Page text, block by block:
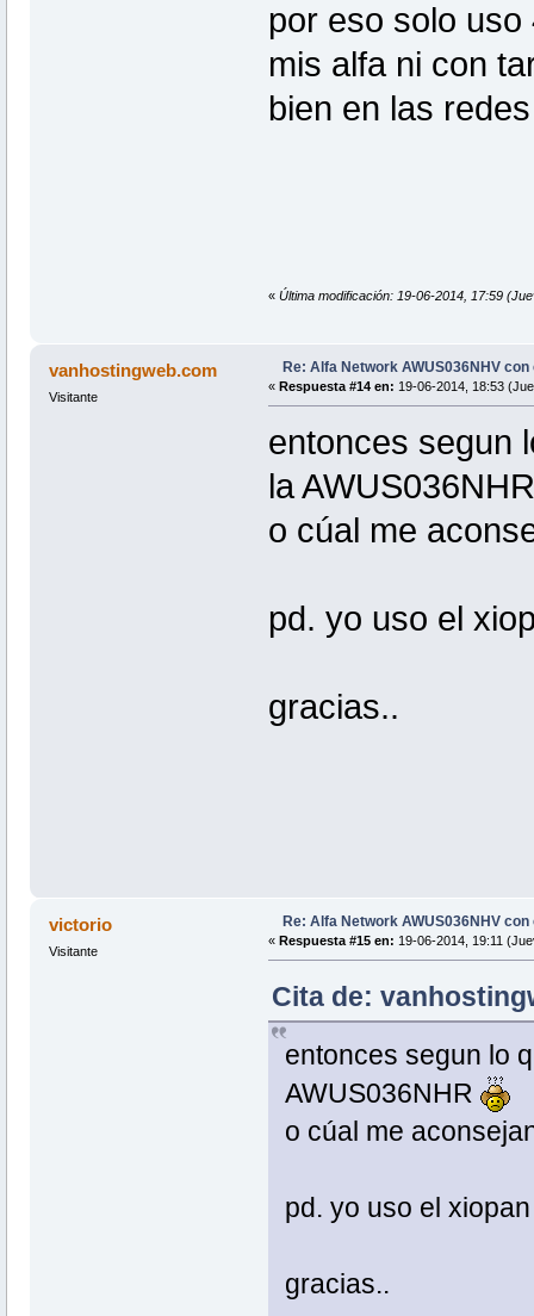
por eso solo
mis alfa ni con
bien en las
« Última modificación: 19-06-2014, 17:59
vanhostingweb.com
Visitante
Re: Alfa Network AWUS036NHV
« Respuesta #14 en: 19-06-2014, 18:53
entonces segun
la
o cúal me
pd. yo uso el
gracias..
victorio
Visitante
Re: Alfa Network AWUS036NHV
« Respuesta #15 en: 19-06-2014, 19:11
Cita de:
entonces segun lo
AWUS036NHR
o cúal me
pd. yo uso el xiopan
gracias..